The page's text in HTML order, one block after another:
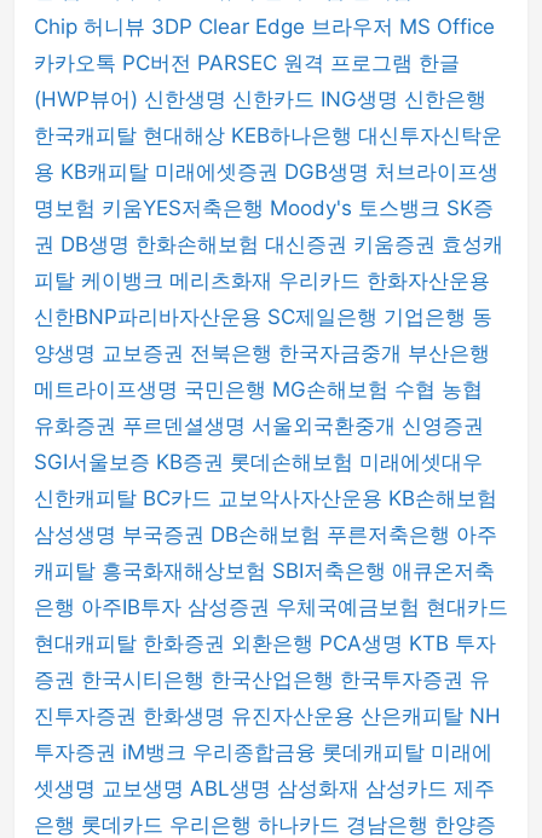
Chip 허니뷰 3DP Clear Edge 브라우저 MS Office
카카오톡 PC버전 PARSEC 원격 프로그램 한글
(HWP뷰어) 신한생명 신한카드 ING생명 신한은행
한국캐피탈 현대해상 KEB하나은행 대신투자신탁운
용 KB캐피탈 미래에셋증권 DGB생명 처브라이프생
명보험 키움YES저축은행 Moody's 토스뱅크 SK증
권 DB생명 한화손해보험 대신증권 키움증권 효성캐
피탈 케이뱅크 메리츠화재 우리카드 한화자산운용
신한BNP파리바자산운용 SC제일은행 기업은행 동
양생명 교보증권 전북은행 한국자금중개 부산은행
메트라이프생명 국민은행 MG손해보험 수협 농협
유화증권 푸르덴셜생명 서울외국환중개 신영증권
SGI서울보증 KB증권 롯데손해보험 미래에셋대우
신한캐피탈 BC카드 교보악사자산운용 KB손해보험
삼성생명 부국증권 DB손해보험 푸른저축은행 아주
캐피탈 흥국화재해상보험 SBI저축은행 애큐온저축
은행 아주IB투자 삼성증권 우체국예금보험 현대카드
현대캐피탈 한화증권 외환은행 PCA생명 KTB 투자
증권 한국시티은행 한국산업은행 한국투자증권 유
진투자증권 한화생명 유진자산운용 산은캐피탈 NH
투자증권 iM뱅크 우리종합금융 롯데캐피탈 미래에
셋생명 교보생명 ABL생명 삼성화재 삼성카드 제주
은행 롯데카드 우리은행 하나카드 경남은행 한양증